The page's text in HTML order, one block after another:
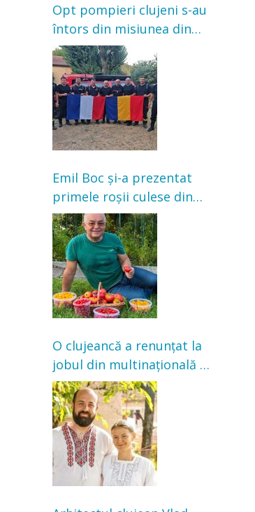
Opt pompieri clujeni s-au
întors din misiunea din
Franța. Au intervenit la
incendii de vegetație și
pădure
Emil Boc și-a prezentat
primele roșii culese din
grădină: „Niciun magazin
nu poate oferi această
satisfacție”
O clujeancă a renunțat la
jobul din multinațională și
s-a mutat la țară. Acum
cultivă legume în grădina
bunicilor